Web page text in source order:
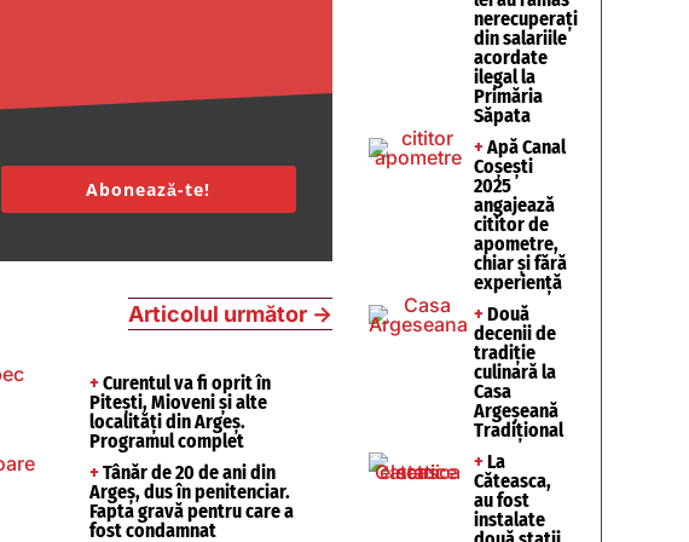
Abonează-te!
Articolul următor →
+ Curentul va fi oprit în
Pitești, Mioveni și alte
localități din Argeș.
Programul complet
+ Tânăr de 20 de ani din
Argeș, dus în penitenciar.
Fapta gravă pentru care a
fost condamnat
nerecuperați
din salariile
acordate
ilegal la
Primăria
Săpata
+ Apă Canal
Coșești
2025
angajează
cititor de
apometre,
chiar și fără
experiență
+ Două
decenii de
tradiție
culinară la
Casa
Argeșeană
Tradițional
+ La
Căteasca,
au fost
instalate